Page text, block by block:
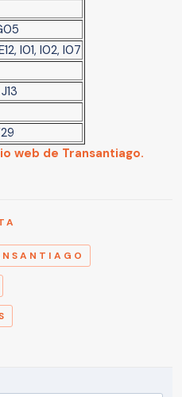
I01, I02, I07
web de Transantiago.